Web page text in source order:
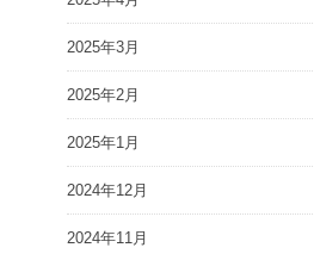
2025年3月
2025年2月
2025年1月
2024年12月
2024年11月